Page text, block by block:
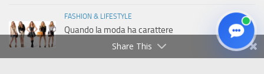
FASHION & LIFESTYLE
Quando la moda ha carattere
Share This